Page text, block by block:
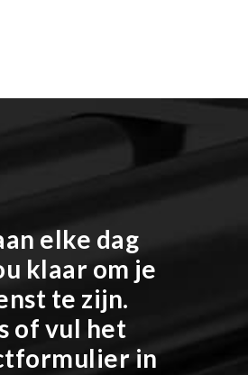
elke dag
klaar om je
te zijn.
of vul het
in